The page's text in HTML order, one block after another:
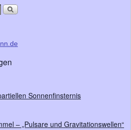
Sonnenfinsternis
– „Pulsare und Gravitationswellen“